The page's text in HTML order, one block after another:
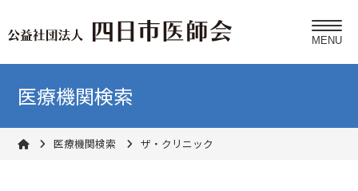
医療機関検索
医療機関検索 ザ・クリニック